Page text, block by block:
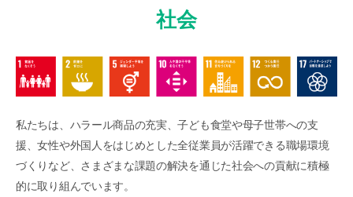
社会
私たちは、ハラール商品の充実、子ども食堂や母子世帯への支
援、女性や外国人をはじめとした全従業員が活躍できる職場環境
づくりなど、さまざまな課題の解決を通じた社会への貢献に積極
的に取り組んでいます。